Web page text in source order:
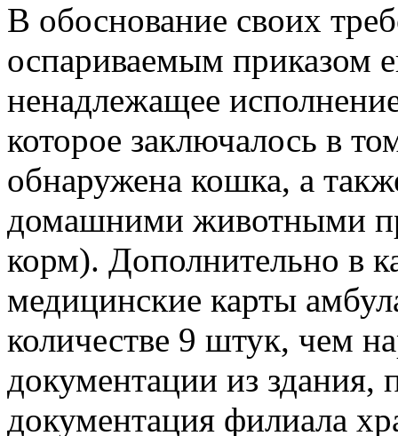
В обоснование своих
оспариваемым приказом
ненадлежащее
которое заключалось в
обнаружена кошка, а
домашними животными
корм). Дополнительно в
медицинские карты
количестве 9 штук, чем
документации из здания,
документация филиала